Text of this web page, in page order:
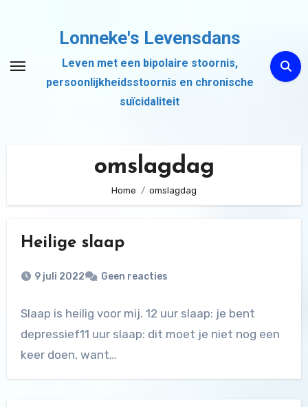
inhoud
Lonneke's Levensdans
Leven met een bipolaire stoornis,
persoonlijkheidsstoornis en chronische
suïcidaliteit
omslagdag
Home omslagdag
Heilige slaap
9 juli 2022 Geen reacties
Slaap is heilig voor mij. 12 uur slaap: je bent
depressief11 uur slaap: dit moet je niet nog een
keer doen, want…